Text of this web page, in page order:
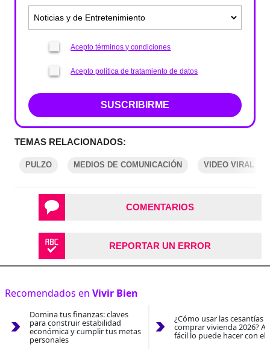
Acepto términos y condiciones
Acepto política de tratamiento de datos
SUSCRIBIRME
TEMAS RELACIONADOS:
PULZO MEDIOS DE COMUNICACIÓN VIDEO VIRAL
COMENTARIOS
REPORTAR UN ERROR
Recomendados en Vivir Bien
Domina tus finanzas: claves
para construir estabilidad
económica y cumplir tus metas
personales
¿Cómo usar las cesantías
comprar vivienda 2026?
fácil lo puede hacer con el